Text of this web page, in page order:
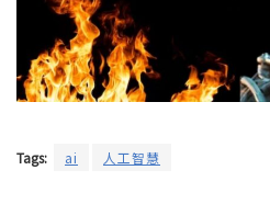
Tags: ai 人工智慧